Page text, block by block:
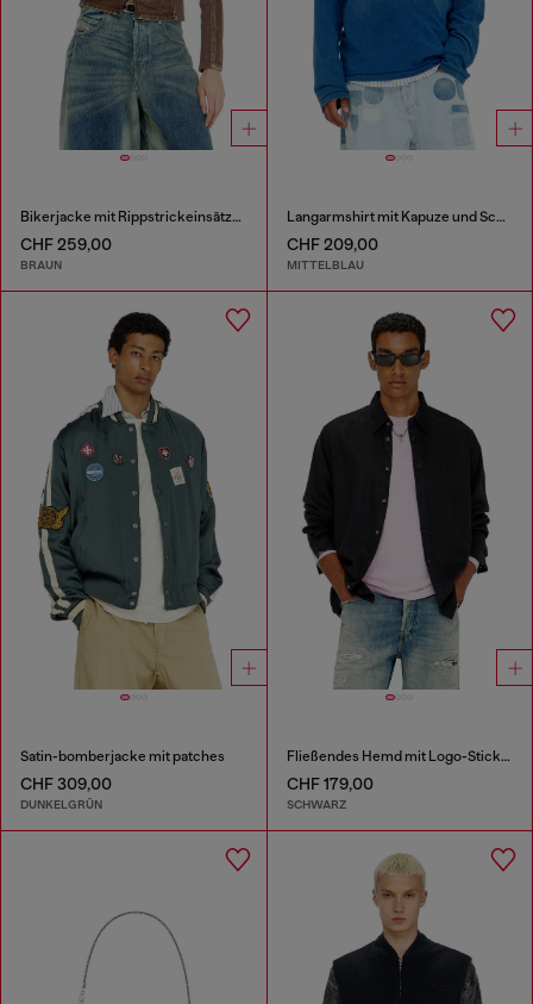
Bikerjacke mit Rippstrickeinsätzen
CHF 259,00
BRAUN
Langarmshirt mit Kapuze und Schatteneffekt-Patches
CHF 209,00
MITTELBLAU
Satin-bomberjacke mit patches
CHF 309,00
DUNKELGRÜN
Fließendes Hemd mit Logo-Stickerei
CHF 179,00
SCHWARZ